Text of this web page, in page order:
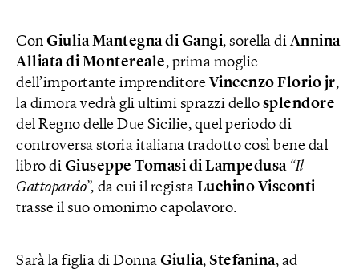
Con Giulia Mantegna di Gangi, sorella di Annina
Alliata di Montereale, prima moglie
dell’importante imprenditore Vincenzo Florio jr,
la dimora vedrà gli ultimi sprazzi dello splendore
del Regno delle Due Sicilie, quel periodo di
controversa storia italiana tradotto così bene dal
libro di Giuseppe Tomasi di Lampedusa “Il
Gattopardo”, da cui il regista Luchino Visconti
trasse il suo omonimo capolavoro.
Sarà la figlia di Donna Giulia, Stefanina, ad